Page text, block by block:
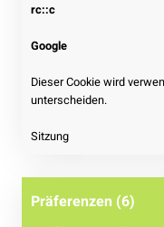
rc::c
Google
Dieser Cookie wird
unterscheiden.
Sitzung
Präferenzen (6)